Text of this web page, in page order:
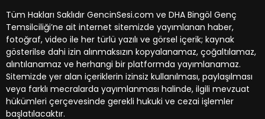
ÖZEL HABER
EKONOMİ
YEREL HABERLER
CANLI BORSA
KÜNYE
İLETİŞİM
HAVA DURUMU
NÖBETÇİ ECZANELER
TRAFİK DURUMU
YEREL HABERLER
GAZETELER
gencinsesi.com e-bültenine abone olarak, tarafınıza haber,
duyuru ve kampanya içerikli e-postaların gönderilmesini
kabul etmiş olursunuz.
Tüm Hakları Saklıdır GencinSesi.com ve DHA Bingöl Genç
Temsilciliği’ne ait internet sitemizde yayımlanan haber,
fotoğraf, video ile her türlü yazılı ve görsel içerik; kaynak
gösterilse dahi izin alınmaksızın kopyalanamaz, çoğaltılamaz,
alıntılanamaz ve herhangi bir platformda yayımlanamaz.
Sitemizde yer alan içeriklerin izinsiz kullanılması, paylaşılması
veya farklı mecralarda yayımlanması halinde, ilgili mevzuat
hükümleri çerçevesinde gerekli hukuki ve cezai işlemler
başlatılacaktır.